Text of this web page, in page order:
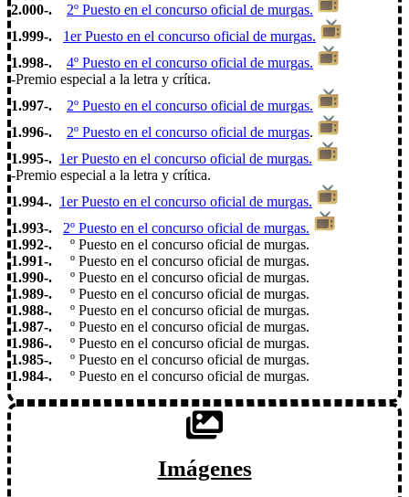
2.000-.
2º Puesto en el concurso oficial de murgas.
1.999-.
1erPuesto en el concurso oficial de murgas.
1.998-.
4º Puesto en el concurso oficial de murgas.
-Premio especial a la letra y crítica.
1.997-.
2º Puesto en el concurso oficial de murgas.
1.996-.
2º Puesto en el concurso oficial de murgas.
1.995-. 1er Puesto en el concurso oficial de murgas.
-Premio especial a la letra y crítica.
1.994-. 1erPuesto en el concurso oficial de murgas.
1.993-.
2º Puesto en el concurso oficial de murgas.
1.992-.
º Puesto en el concurso oficial de murgas.
1.991-.
º Puesto en el concurso oficial de murgas.
1.990-.
º Puesto en el concurso oficial de murgas.
1.989-. º Puesto en el concurso oficial de murgas.
1.988-. º Puesto en el concurso oficial de murgas.
1.987-. º Puesto en el concurso oficial de murgas.
1.986-. º Puesto en el concurso oficial de murgas.
1.985-. º Puesto en el concurso oficial de murgas.
1.984-. º Puesto en el concurso oficial de murgas.
Imágenes